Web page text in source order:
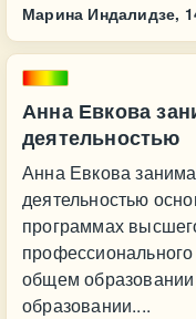
Марина Индалидзе,
Анна Евкова
деятельностью
Анна Евкова
деятельностью
программах
общем
образовании....